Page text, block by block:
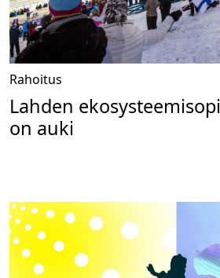
Rahoitus
Lahden
on auki